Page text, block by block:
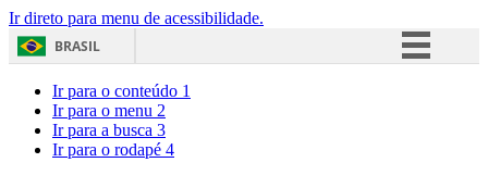
Ir direto para menu de acessibilidade.
BRASIL
Ir para o conteúdo 1
Ir para o menu 2
Ir para a busca 3
Ir para o rodapé 4